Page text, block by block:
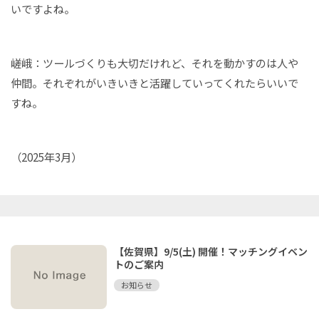
いですよね。
嵯峨：ツールづくりも大切だけれど、それを動かすのは人や
仲間。それぞれがいきいきと活躍していってくれたらいいで
すね。
（2025年3月）
【佐賀県】9/5(土) 開催！マッチングイベン
トのご案内
お知らせ